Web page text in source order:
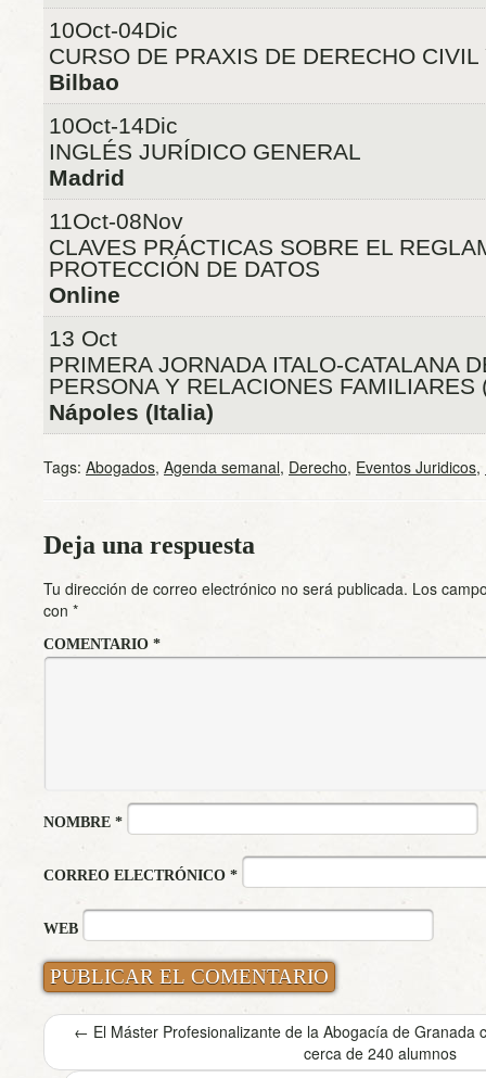
10Oct-04Dic
CURSO DE PRAXIS DE DERECHO
Bilbao
10Oct-14Dic
INGLÉS JURÍDICO GENERAL
Madrid
11Oct-08Nov
CLAVES PRÁCTICAS SOBRE EL
PROTECCIÓN DE DATOS
Online
13 Oct
PRIMERA JORNADA ITALO-CATALANA
PERSONA Y RELACIONES FAMILIARES
Nápoles (Italia)
Tags: Abogados, Agenda semanal, Derecho, Eventos Juridicos,
Deja una respuesta
Tu dirección de correo electrónico no será publicada. Los
con *
COMENTARIO *
NOMBRE *
CORREO ELECTRÓNICO *
WEB
← El Máster Profesionalizante de la Abogacía de Granada
cerca de 240 alumnos